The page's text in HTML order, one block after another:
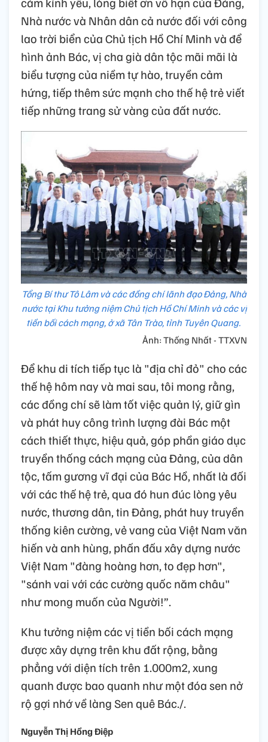
Nhà nước và Nhân dân cả nước đối với công
lao trời biển của Chủ tịch Hồ Chí Minh và để
hình ảnh Bác, vị cha già dân tộc mãi mãi là
biểu tượng của niềm tự hào, truyền cảm
hứng, tiếp thêm sức mạnh cho thế hệ trẻ viết
tiếp những trang sử vàng của đất nước.
Tổng Bí thư Tô Lâm và các đồng chí lãnh đạo Đảng, Nhà
nước tại Khu tưởng niệm Chủ tịch Hồ Chí Minh và các vị
tiền bối cách mạng, ở xã Tân Trào, tỉnh Tuyên Quang.
Ảnh: Thống Nhất - TTXVN
Để khu di tích tiếp tục là "địa chỉ đỏ" cho các
thế hệ hôm nay và mai sau, tôi mong rằng,
các đồng chí sẽ làm tốt việc quản lý, giữ gìn
và phát huy công trình lượng đài Bác một
cách thiết thực, hiệu quả, góp phần giáo dục
truyền thống cách mạng của Đảng, của dân
tộc, tấm gương vĩ đại của Bác Hồ, nhất là đối
với các thế hệ trẻ, qua đó hun đúc lòng yêu
nước, thương dân, tin Đảng, phát huy truyền
thống kiên cường, vẻ vang của Việt Nam văn
hiến và anh hùng, phấn đấu xây dựng nước
Việt Nam "đàng hoàng hơn, to đẹp hơn",
"sánh vai với các cường quốc năm châu"
như mong muốn của Người!”.
Khu tưởng niệm các vị tiền bối cách mạng
được xây dựng trên khu đất rộng, bằng
phẳng với diện tích trên 1.000m2, xung
quanh được bao quanh như một đóa sen nở
rộ gợi nhớ về làng Sen quê Bác./.
Nguyễn Thị Hồng Điệp